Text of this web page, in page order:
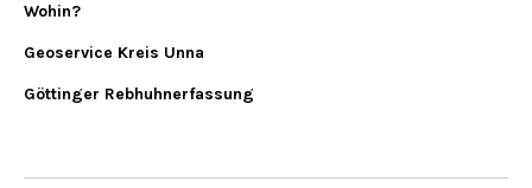
Wohin?
Geoservice Kreis Unna
Göttinger Rebhuhnerfassung